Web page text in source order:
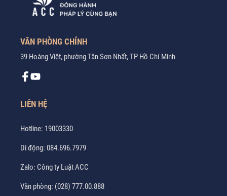
VĂN PHÒNG CHÍNH
39 Hoàng Việt, phường Tân Sơn Nhất, TP Hồ Chí Minh
LIÊN HỆ
Hotline: 19003330
Di động: 084.696.7979
Zalo: Công ty Luật ACC
Văn phòng: (028) 777.00.888